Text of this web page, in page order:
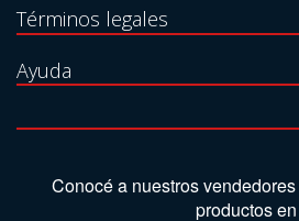
Términos legales
Ayuda
Conocé a nuestros
productos en